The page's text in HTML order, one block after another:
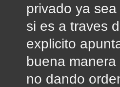
privado ya
si es a traves
explicito
buena
no dando